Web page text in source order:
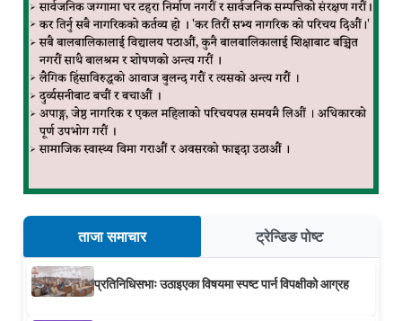
ताजा समाचार ट्रेन्डिङ पोष्ट
प्रतिनिधिसभाः उठाइएका विषयमा स्पष्ट पार्न विपक्षीको आग्रह